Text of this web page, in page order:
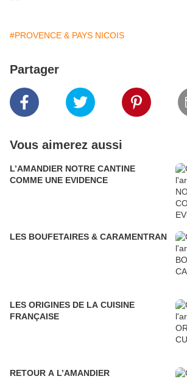
#PROVENCE & PAYS NICOIS
Partager
Vous aimerez aussi
L’AMANDIER NOTRE CANTINE
COMME UNE EVIDENCE
LES BOUFETAIRES & CARAMENTRAN
LES ORIGINES DE LA CUISINE
FRANÇAISE
RETOUR A L’AMANDIER